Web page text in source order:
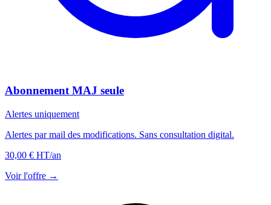
Abonnement MAJ seule
Alertes uniquement
Alertes par mail des modifications. Sans consultation digital.
30,00 € HT/an
Voir l'offre →